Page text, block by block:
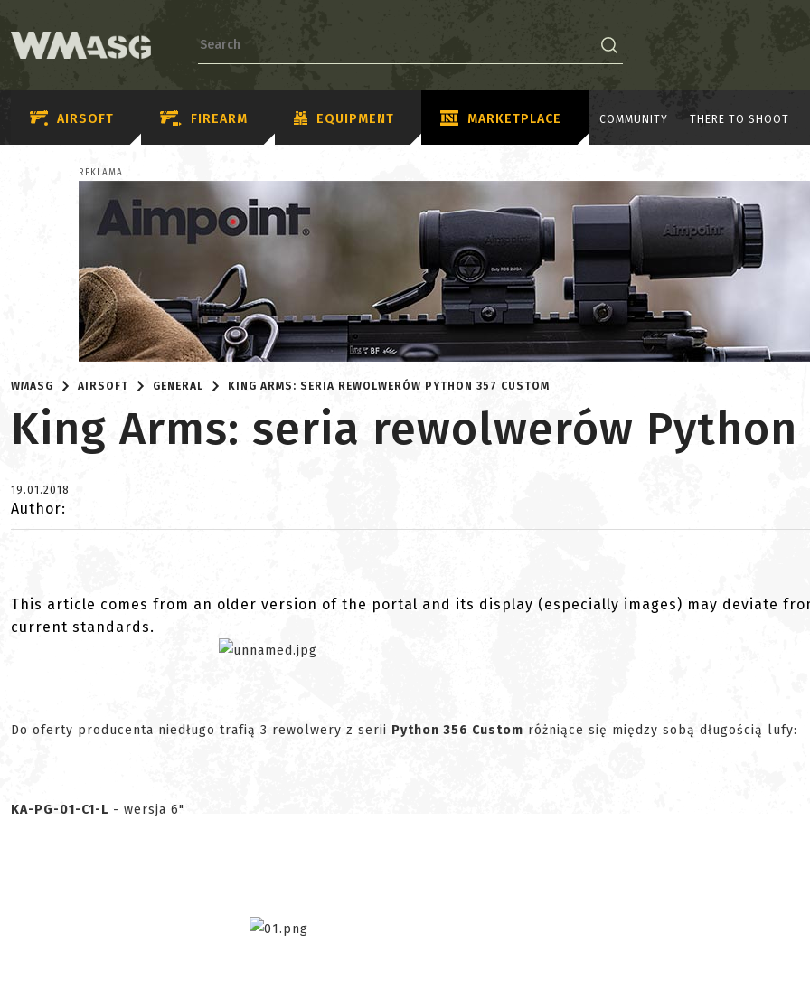
AIRSOFT FIREARM EQUIPMENT MARKETPLACE COMMUNITY THERE TO SHOOT
REKLAMA
WMASG AIRSOFT GENERAL KING ARMS: SERIA REWOLWERÓW PYTHON 357 CUSTOM
King Arms: seria rewolwerów Python
19.01.2018
Author:
This article comes from an older version of the portal and its display (especially images) may deviate
current standards.
Do oferty producenta niedługo trafią 3 rewolwery z serii Python 356 Custom różniące się między sobą długością lufy:
KA-PG-01-C1-L - wersja 6"